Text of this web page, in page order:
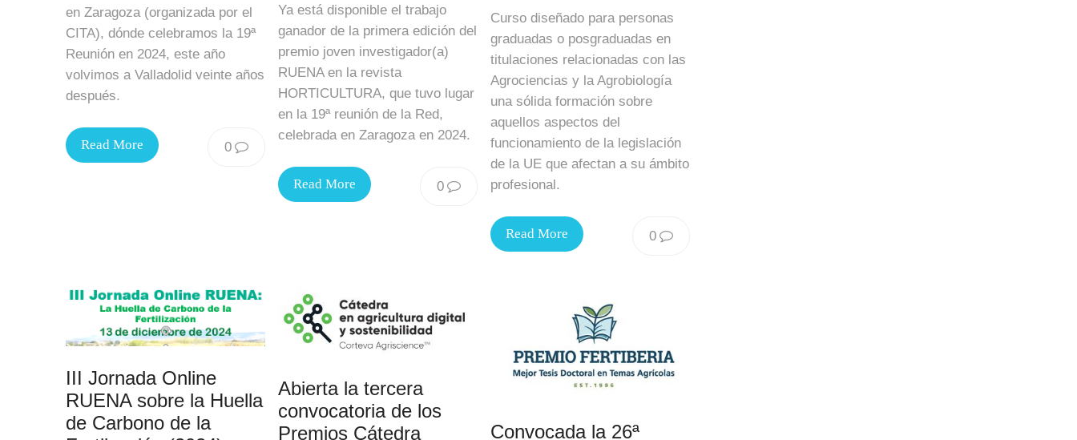
en Zaragoza (organizada por el
CITA), dónde celebramos la 19ª
Reunión en 2024, este año
volvimos a Valladolid veinte años
después.
0
Read More
Ya está disponible el trabajo
ganador de la primera edición del
premio joven investigador(a)
RUENA en la revista
HORTICULTURA, que tuvo lugar
en la 19ª reunión de la Red,
celebrada en Zaragoza en 2024.
0
Read More
Curso diseñado para personas
graduadas o posgraduadas en
titulaciones relacionadas con las
Agrociencias y la Agrobiología
una sólida formación sobre
aquellos aspectos del
funcionamiento de la legislación
de la UE que afectan a su ámbito
profesional.
0
Read More
III Jornada Online
RUENA sobre la Huella
de Carbono de la
Abierta la tercera
convocatoria de los
Premios Cátedra
Convocada la 26ª